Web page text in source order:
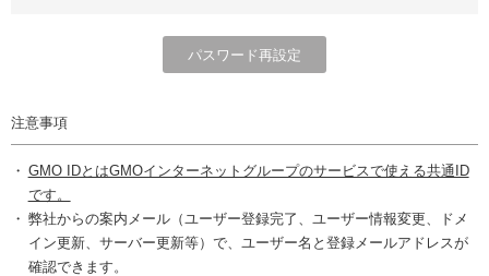
注意事項
GMO IDとはGMOインターネットグループのサービスで使える共通ID
です。
弊社からの案内メール（ユーザー登録完了、ユーザー情報変更、ドメ
イン更新、サーバー更新等）で、ユーザー名と登録メールアドレスが
確認できます。